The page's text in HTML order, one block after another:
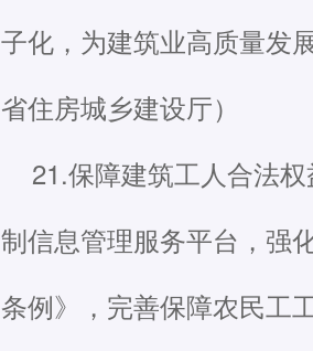
子化，为建筑业高质量发
省住房城乡建设厅）
21.保障建筑工人合法
制信息管理服务平台，强
条例》，完善保障农民工